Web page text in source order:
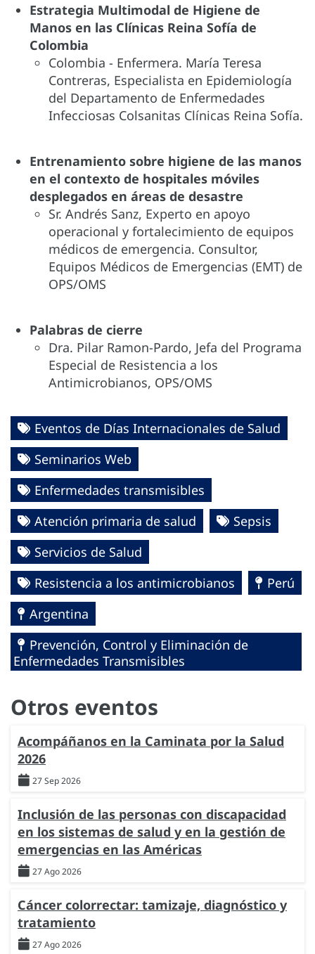
Estrategia Multimodal de Higiene de
Manos en las Clínicas Reina Sofía de
Colombia
Colombia - Enfermera. María Teresa
Contreras, Especialista en Epidemiología
del Departamento de Enfermedades
Infecciosas Colsanitas Clínicas Reina Sofía.
Entrenamiento sobre higiene de las manos
en el contexto de hospitales móviles
desplegados en áreas de desastre
Sr. Andrés Sanz, Experto en apoyo
operacional y fortalecimiento de equipos
médicos de emergencia. Consultor,
Equipos Médicos de Emergencias (EMT) de
OPS/OMS
Palabras de cierre
Dra. Pilar Ramon-Pardo, Jefa del Programa
Especial de Resistencia a los
Antimicrobianos, OPS/OMS
Eventos de Días Internacionales de Salud
Seminarios Web
Enfermedades transmisibles
Atención primaria de salud
Sepsis
Servicios de Salud
Resistencia a los antimicrobianos
Perú
Argentina
Prevención, Control y Eliminación de
Enfermedades Transmisibles
Otros eventos
Acompáñanos en la Caminata por la Salud
2026
27 Sep 2026
Inclusión de las personas con discapacidad
en los sistemas de salud y en la gestión de
emergencias en las Américas
27 Ago 2026
Cáncer colorrectar: tamizaje, diagnóstico y
tratamiento
27 Ago 2026